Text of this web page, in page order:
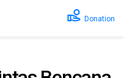
Donation